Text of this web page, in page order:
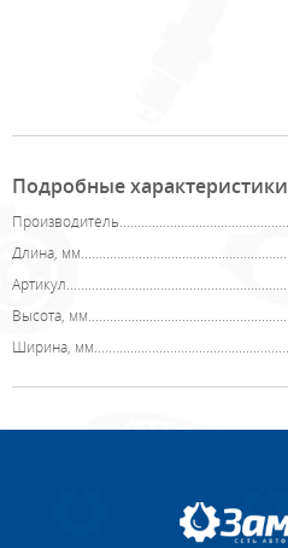
Подробные характеристики
Производитель
Длина, мм
Артикул
Высота, мм
Ширина, мм